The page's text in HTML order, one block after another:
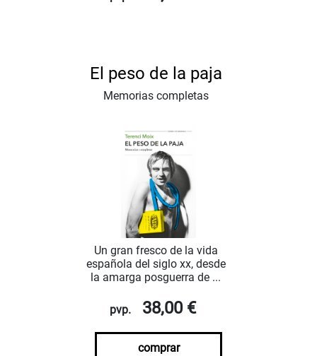
El peso de la paja
Memorias completas
Un gran fresco de la vida
española del siglo xx, desde
la amarga posguerra de ...
pvp. 38,00 €
comprar